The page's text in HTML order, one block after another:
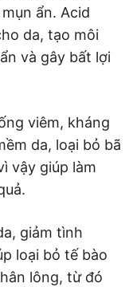
ẩn. Acid
da, tạo môi
và gây bất lợi
viêm, kháng
da, loại bỏ bã
vậy giúp làm
giảm tình
loại bỏ tế bào
lông, từ đó